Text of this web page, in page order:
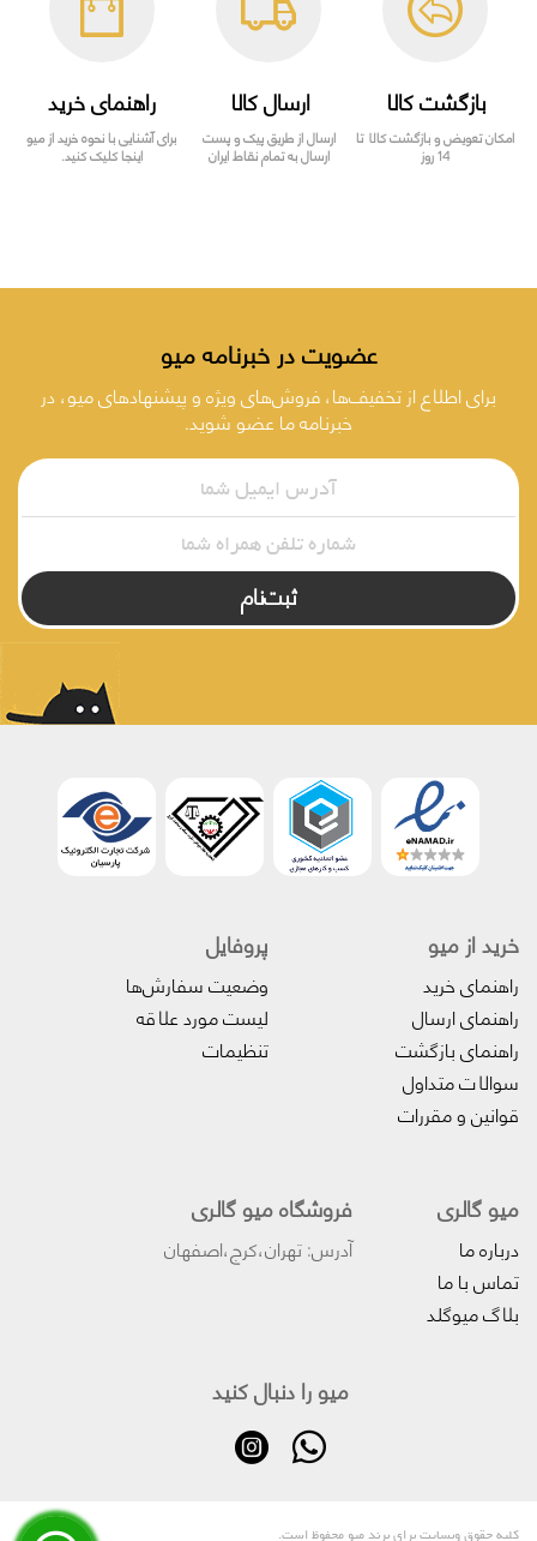
بازگشت کالا
امکان تعویض و بازگشت کالا تا
14 روز
ارسال کالا
ارسال از طریق پیک و پست
ارسال به تمام نقاط ایران
راهنمای خرید
برای آشنایی با نحوه خرید از میو
اینجا کلیک کنید.
عضویت در خبرنامه میو
برای اطلاع از تخفیف‌ها، فروش‌های ویژه و پیشنهادهای میو، در
خبرنامه ما عضو شوید.
ثبت‌نام
خرید از میو
راهنمای خرید
راهنمای ارسال
راهنمای بازگشت
سوالات متداول
قوانین و مقررات
پروفایل‌
وضعیت سفارش‌ها
لیست مورد علاقه
تنظیمات
میو گالری
درباره ما
تماس با ما
بلاگ میوگلد
فروشگاه میو گالری
آدرس: تهران،کرج،اصفهان
میو را دنبال کنید
کلیه حقوق وبسایت برای برند میو محفوظ است.